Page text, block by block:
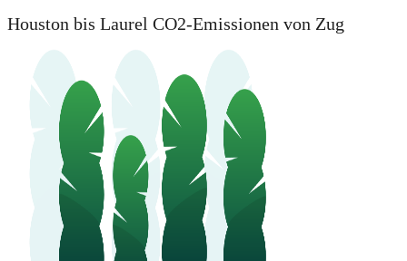
Houston bis Laurel CO2-Emissionen von Zug